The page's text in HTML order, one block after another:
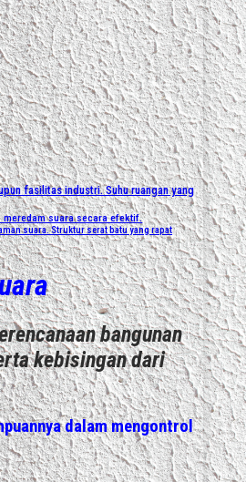
fasilitas industri. Suhu ruangan yang
suara secara efektif.
suara. Struktur serat batu yang rapat
bangunan
kebisingan dari
dalam mengontrol